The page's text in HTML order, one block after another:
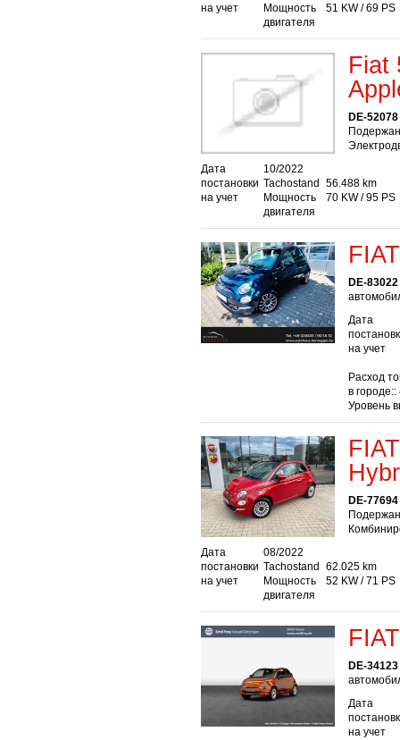
на учет
Мощность
двигателя
51 KW / 69 PS
Fiat
DE-
Дата
постановки
на учет
10/2022
Tachostand
56.488 km
Мощность
двигателя
70 KW / 95 PS
DE-
Дата
на учет
Расход
в
Уровень
DE-
Дата
постановки
на учет
08/2022
Tachostand
62.025 km
Мощность
двигателя
52 KW / 71 PS
DE-
Дата
на учет